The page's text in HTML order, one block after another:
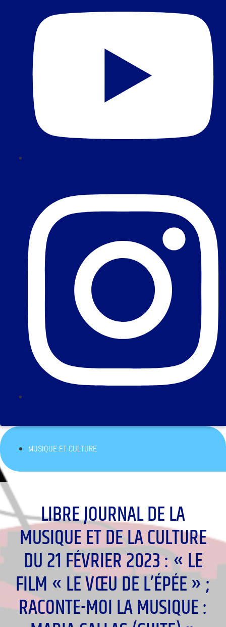
MUSIQUE ET CULTURE
LIBRE JOURNAL DE LA
MUSIQUE ET DE LA CULTURE
DU 21 FÉVRIER 2023 : « LE
FILM « LE VŒU DE L’ÉPÉE » ;
RACONTE-MOI LA MUSIQUE :